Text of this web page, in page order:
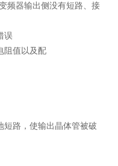
器输出侧没有短路、接
误
值以及配
路，使输出晶体管被破